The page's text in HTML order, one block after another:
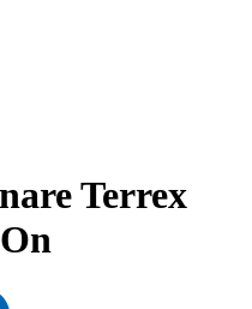
Terrex